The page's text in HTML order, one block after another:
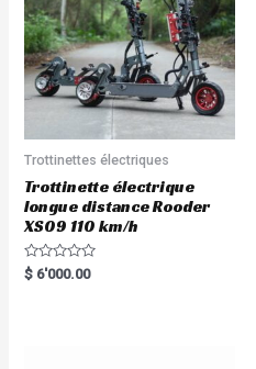
Trottinettes électriques
Trottinette électrique
longue distance Rooder
XS09 110 km/h
R
a
$ 6'000.00